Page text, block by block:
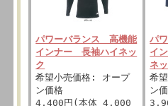
パワーバランス 高機能
インナー 長袖ハイネッ
ク
希望小売価格: オープ
ン価格
4,400円(本体 4,000
パ
イ
ネ
希
ン